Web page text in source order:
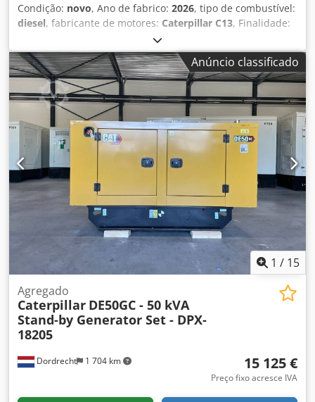
Condição: novo, Ano de fabrico: 2026, tipo de combustível:
diesel, fabricante de motores: Caterpillar C13, Finalidade:
Construção civil Peso vazio: 2.924 kg Potência do gerador:
500 kVA Dimensões do compartimento de carga: 310 x 134
x 217 cm Marca CE: sim Nível de emissões: Stage II / Tier II
Crjdpfsxvk Hkjx Ahuof Condições de entrega: EXW Volume
do tanque de água: 721 l Entre em contato com a equipe
DPX para mais informações. = Outras opções e acessórios
= - Bateria - Painel de controle - Teto de aço - Caminhão-
Anúncio classificado
1 / 15
Dordrecht 1 704 km
Agregado
Caterpillar DE50GC - 50 kVA
Stand-by Generator Set - DPX-
18205
15 125 €
Preço fixo acresce IVA